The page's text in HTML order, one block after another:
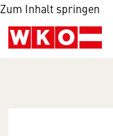
Zum Inhalt springen